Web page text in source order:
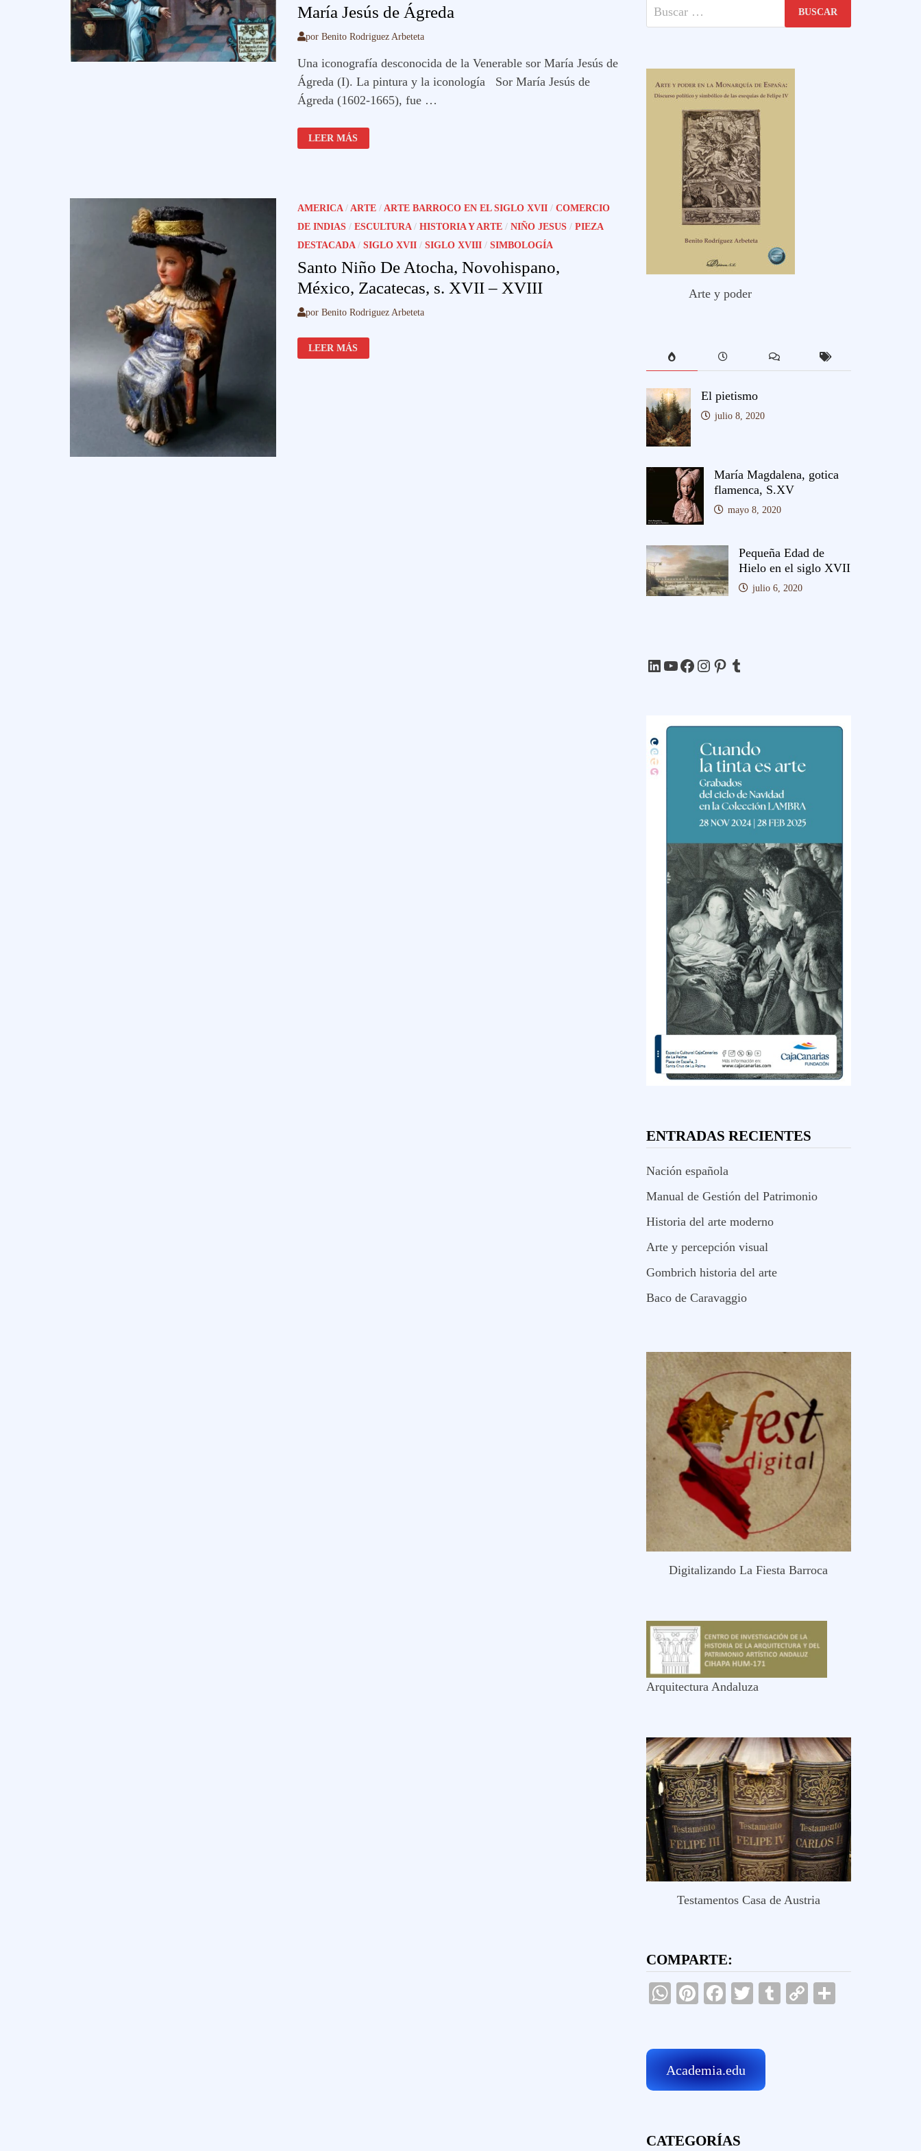
María Jesús de Ágreda
por Benito Rodriguez Arbeteta
Una iconografía desconocida de la Venerable sor María Jesús de
Ágreda (I). La pintura y la iconología Sor María Jesús de
Ágreda (1602-1665), fue …
MARÍA
JESÚS
DE
LEER MÁS
AMERICA/ ARTE/ ARTE BARROCO EN EL SIGLO XVII/ COMERCIO
DE INDIAS/ ESCULTURA/ HISTORIA Y ARTE/ NIÑO JESUS/ PIEZA
DESTACADA/ SIGLO XVII/ SIGLO XVIII/ SIMBOLOGÍA
Santo Niño De Atocha, Novohispano,
México, Zacatecas, s. XVII – XVIII
por Benito Rodriguez Arbeteta
SANTO
NIÑO
DE
LEER MÁS
Buscar:
Arte y poder
El pietismo
julio 8, 2020
María Magdalena, gotica
flamenca, S.XV
mayo 8, 2020
Pequeña Edad de
Hielo en el siglo XVII
julio 6, 2020
LinkedIn
YouTube
Facebook
Instagram
Pinterest
Tumblr
ENTRADAS RECIENTES
Nación española
Manual de Gestión del Patrimonio
Historia del arte moderno
Arte y percepción visual
Gombrich historia del arte
Baco de Caravaggio
Digitalizando La Fiesta Barroca
Arquitectura Andaluza
Testamentos Casa de Austria
COMPARTE:
WhatsApp
Pinterest
Facebook
TwitterTumblr
Copy
Academia.edu
CATEGORÍAS